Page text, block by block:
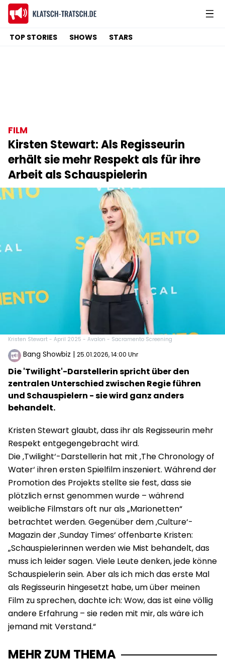
TOP STORIES SHOWS STARS
FILM
Kirsten Stewart: Als Regisseurin
erhält sie mehr Respekt als für ihre
Arbeit als Schauspielerin
Kristen Stewart - April 2025 - Avalon - Sacramento Screening
Bang Showbiz | 25.01.2026, 14:00 Uhr
Die 'Twilight'-Darstellerin spricht über den
zentralen Unterschied zwischen Regie führen
und Schauspielern - sie wird ganz anders
behandelt.
Kristen Stewart glaubt, dass ihr als Regisseurin mehr
Respekt entgegengebracht wird.
Die ‚Twilight‘-Darstellerin hat mit ‚The Chronology of
Water‘ ihren ersten Spielfilm inszeniert. Während der
Promotion des Projekts stellte sie fest, dass sie
plötzlich ernst genommen wurde – während
weibliche Filmstars oft nur als „Marionetten“
betrachtet werden. Gegenüber dem ‚Culture‘-
Magazin der ‚Sunday Times‘ offenbarte Kristen:
„Schauspielerinnen werden wie Mist behandelt, das
muss ich leider sagen. Viele Leute denken, jede könne
Schauspielerin sein. Aber als ich mich das erste Mal
als Regisseurin hingesetzt habe, um über meinen
Film zu sprechen, dachte ich: Wow, das ist eine völlig
andere Erfahrung – sie reden mit mir, als wäre ich
jemand mit Verstand.“
MEHR ZUM THEMA